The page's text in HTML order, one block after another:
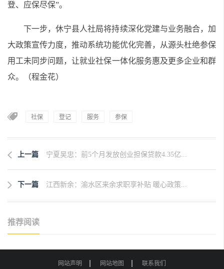
登、应保尽保”。
下一步，休宁县人社局将持续深化党建与业务融合，加
大政策宣传力度，推动系统功能优化完善，从源头杜绝参保
用工未同步问题，让就业社保一体化服务惠及更多企业和群
众。（程金花）
社保 登记 服务 参保
上一篇 宁夏吴忠：前5个月发放创业担保贷款4.35亿...
下一篇 江西新余：渝水区来余求职享补贴 暖心政策...
推荐阅读
网站声明 网站地图 联系我们